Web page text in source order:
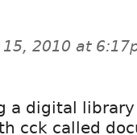
15, 2010 at
a digital
cck called